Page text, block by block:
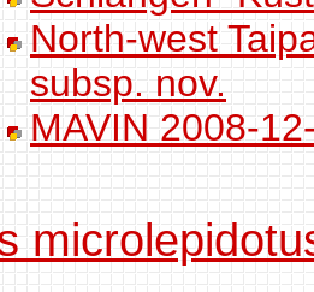
North-west
subsp. nov.
MAVIN 2008-